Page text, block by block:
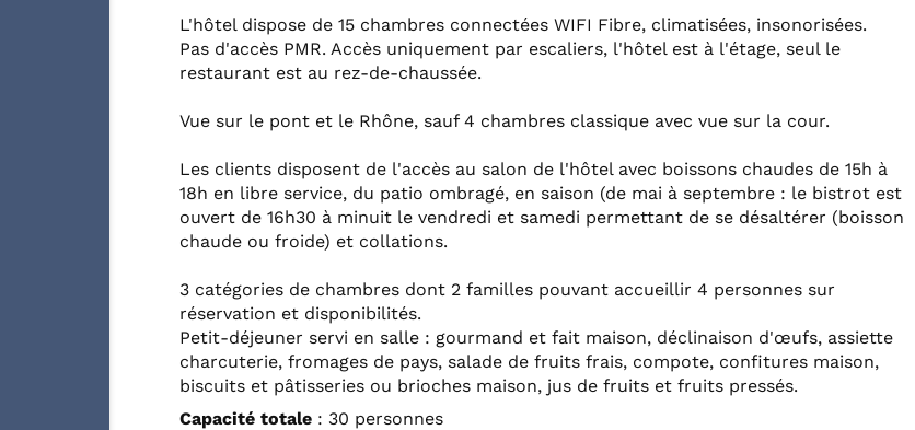
L'hôtel dispose de 15 chambres connectées WIFI Fibre, climatisées, insonorisées.
Pas d'accès PMR. Accès uniquement par escaliers, l'hôtel est à l'étage, seul le
restaurant est au rez-de-chaussée.
Vue sur le pont et le Rhône, sauf 4 chambres classique avec vue sur la cour.
Les clients disposent de l'accès au salon de l'hôtel avec boissons chaudes de 15h à
18h en libre service, du patio ombragé, en saison (de mai à septembre : le bistrot est
ouvert de 16h30 à minuit le vendredi et samedi permettant de se désaltérer (boisson
chaude ou froide) et collations.
3 catégories de chambres dont 2 familles pouvant accueillir 4 personnes sur
réservation et disponibilités.
Petit-déjeuner servi en salle : gourmand et fait maison, déclinaison d'œufs, assiette
charcuterie, fromages de pays, salade de fruits frais, compote, confitures maison,
biscuits et pâtisseries ou brioches maison, jus de fruits et fruits pressés.
Capacité totale : 30 personnes